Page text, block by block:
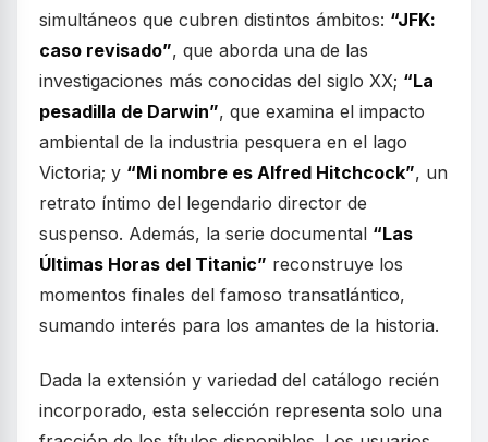
simultáneos que cubren distintos ámbitos: “JFK:
caso revisado”, que aborda una de las
investigaciones más conocidas del siglo XX; “La
pesadilla de Darwin”, que examina el impacto
ambiental de la industria pesquera en el lago
Victoria; y “Mi nombre es Alfred Hitchcock”, un
retrato íntimo del legendario director de
suspenso. Además, la serie documental “Las
Últimas Horas del Titanic” reconstruye los
momentos finales del famoso transatlántico,
sumando interés para los amantes de la historia.
Dada la extensión y variedad del catálogo recién
incorporado, esta selección representa solo una